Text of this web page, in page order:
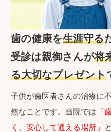
歯の健康を生涯守る
受診は親御さんが将
る大切なプレゼント
子供が歯医者さんの治療に
然なことです。当院では 「
く、安心して通える場所」